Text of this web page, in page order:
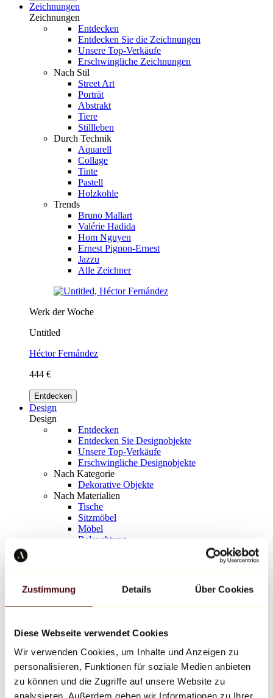
Zustimmung Details Über Cookies
Diese Webseite verwendet Cookies
Wir verwenden Cookies, um Inhalte und Anzeigen zu
personalisieren, Funktionen für soziale Medien anbieten
zu können und die Zugriffe auf unsere Website zu
analysieren. Außerdem geben wir Informationen zu Ihrer
Zeichnungen
Zeichnungen
Entdecken
Entdecken Sie die Zeichnungen
Unsere Top-Verkäufe
Erschwingliche Zeichnungen
Nach Stil
Street Art
Porträt
Abstrakt
Tiere
Stillleben
Durch Technik
Aquarell
Collage
Tinte
Pastell
Holzkohle
Trends
Bruno Mallart
Valérie Hadida
Hom Nguyen
Ernest Pignon-Ernest
Jazzu
Alle Zeichner
Werk der Woche
Untitled
Héctor Fernández
444 €
Entdecken
Design
Design
Entdecken
Entdecken Sie Designobjekte
Unsere Top-Verkäufe
Erschwingliche Designobjekte
Nach Kategorie
Dekorative Objekte
Nach Materialien
Tische
Sitzmöbel
Möbel
Beleuchtung
Richard Orlinski
Keith Haring
Jeff Koons
Jean-Michel Basquiat
Alle Designer
Werk der Woche